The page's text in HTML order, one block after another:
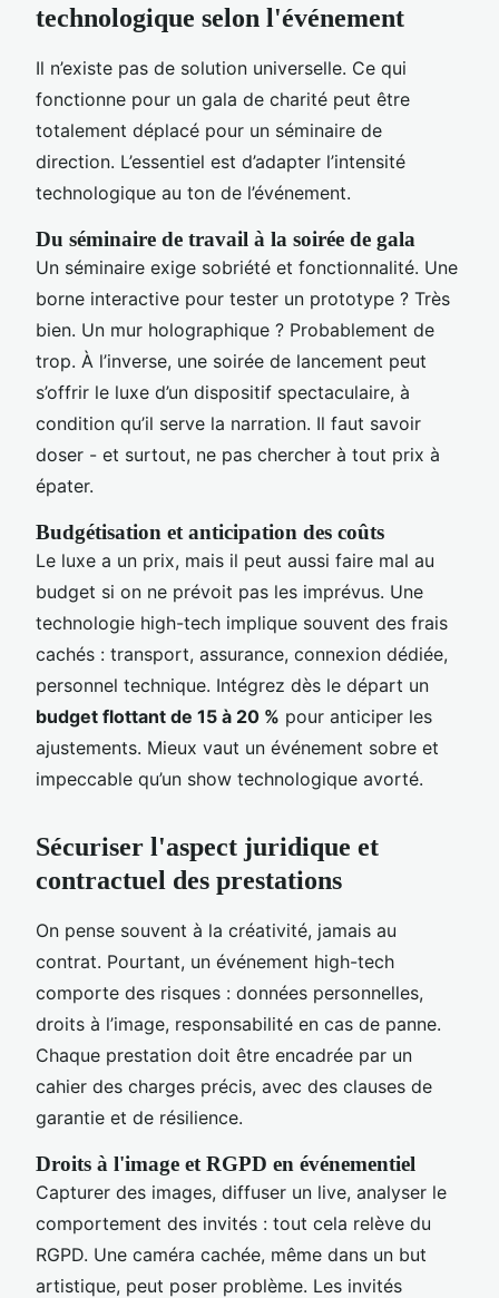
technologique selon l'événement
Il n’existe pas de solution universelle. Ce qui
fonctionne pour un gala de charité peut être
totalement déplacé pour un séminaire de
direction. L’essentiel est d’adapter l’intensité
technologique au ton de l’événement.
Du séminaire de travail à la soirée de gala
Un séminaire exige sobriété et fonctionnalité. Une
borne interactive pour tester un prototype ? Très
bien. Un mur holographique ? Probablement de
trop. À l’inverse, une soirée de lancement peut
s’offrir le luxe d’un dispositif spectaculaire, à
condition qu’il serve la narration. Il faut savoir
doser - et surtout, ne pas chercher à tout prix à
épater.
Budgétisation et anticipation des coûts
Le luxe a un prix, mais il peut aussi faire mal au
budget si on ne prévoit pas les imprévus. Une
technologie high-tech implique souvent des frais
cachés : transport, assurance, connexion dédiée,
personnel technique. Intégrez dès le départ un
budget flottant de 15 à 20 % pour anticiper les
ajustements. Mieux vaut un événement sobre et
impeccable qu’un show technologique avorté.
Sécuriser l'aspect juridique et
contractuel des prestations
On pense souvent à la créativité, jamais au
contrat. Pourtant, un événement high-tech
comporte des risques : données personnelles,
droits à l’image, responsabilité en cas de panne.
Chaque prestation doit être encadrée par un
cahier des charges précis, avec des clauses de
garantie et de résilience.
Droits à l'image et RGPD en événementiel
Capturer des images, diffuser un live, analyser le
comportement des invités : tout cela relève du
RGPD. Une caméra cachée, même dans un but
artistique, peut poser problème. Les invités